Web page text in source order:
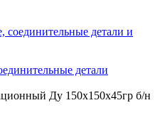
соединительные детали и
детали
Ду 150х150х45гр б/н